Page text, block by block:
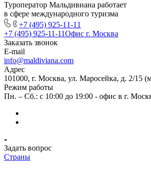
Туроператор Мальдивиана работает
в сфере международного туризма
+7 (495) 925-11-11
+7 (495) 925-11-11Офис г. Москва
Заказать звонок
E-mail
info@maldiviana.com
Адрес
101000, г. Москва, ул. Маросейка, д. 2/15
Режим работы
Пн. – Сб.: с 10:00 до 19:00 - офис в г.
Задать вопрос
Страны